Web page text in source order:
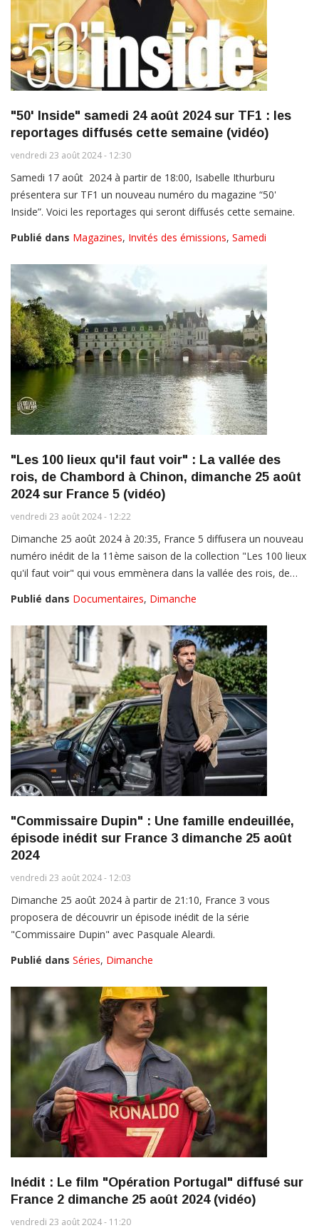
"50' Inside" samedi 24 août 2024 sur TF1 : les
reportages diffusés cette semaine (vidéo)
vendredi 23 août 2024 - 12:30
Samedi 17 août 2024 à partir de 18:00, Isabelle Ithurburu
présentera sur TF1 un nouveau numéro du magazine “50'
Inside”. Voici les reportages qui seront diffusés cette semaine.
Publié dans Magazines, Invités des émissions, Samedi
"Les 100 lieux qu'il faut voir" : La vallée des
rois, de Chambord à Chinon, dimanche 25 août
2024 sur France 5 (vidéo)
vendredi 23 août 2024 - 12:22
Dimanche 25 août 2024 à 20:35, France 5 diffusera un nouveau
numéro inédit de la 11ème saison de la collection "Les 100 lieux
qu'il faut voir" qui vous emmènera dans la vallée des rois, de…
Publié dans Documentaires, Dimanche
"Commissaire Dupin" : Une famille endeuillée,
épisode inédit sur France 3 dimanche 25 août
2024
vendredi 23 août 2024 - 12:03
Dimanche 25 août 2024 à partir de 21:10, France 3 vous
proposera de découvrir un épisode inédit de la série
"Commissaire Dupin" avec Pasquale Aleardi.
Publié dans Séries, Dimanche
Inédit : Le film "Opération Portugal" diffusé sur
France 2 dimanche 25 août 2024 (vidéo)
vendredi 23 août 2024 - 11:20